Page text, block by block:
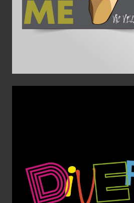
Diversia
Aplicaciones gráficas Diseño Gráfico
corporativa
Imagen Corporativa